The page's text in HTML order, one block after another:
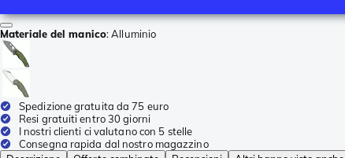
Materiale del manico:Alluminio
Spedizione gratuita da 75 euro
Resi gratuiti entro 30 giorni
I nostri clienti ci valutano con 5 stelle
Consegna rapida dal nostro magazzino